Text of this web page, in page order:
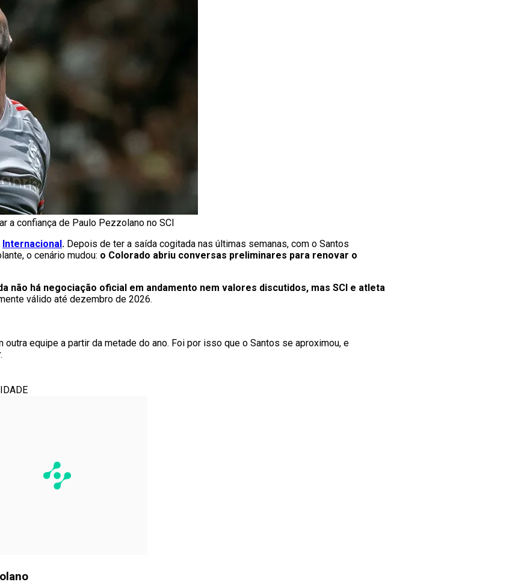
a confiança de Paulo Pezzolano no SCI
Internacional . Depois de ter a saída cogitada nas últimas semanas, com o Santos
o cenário mudou: o Colorado abriu conversas preliminares para renovar o
não há negociação oficial em andamento nem valores discutidos, mas SCI e atleta
válido até dezembro de 2026.
equipe a partir da metade do ano. Foi por isso que o Santos se aproximou, e